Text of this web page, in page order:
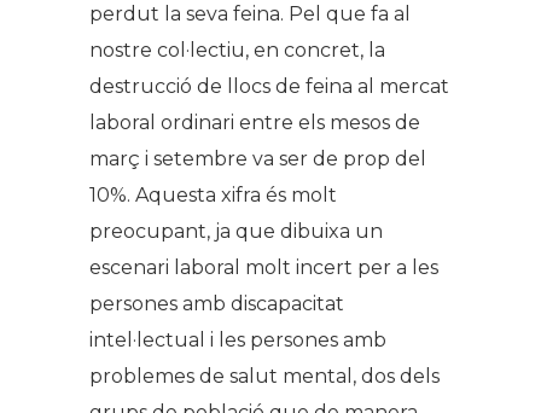
perdut la seva feina. Pel que fa al
nostre col·lectiu, en concret, la
destrucció de llocs de feina al mercat
laboral ordinari entre els mesos de
març i setembre va ser de prop del
10%. Aquesta xifra és molt
preocupant, ja que dibuixa un
escenari laboral molt incert per a les
persones amb discapacitat
intel·lectual i les persones amb
problemes de salut mental, dos dels